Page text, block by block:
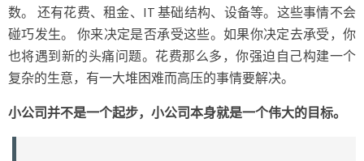
数。 还有花费、租金、IT 基础结构、设备等。这些事情不会
碰巧发生。 你来决定是否承受这些。如果你决定去承受，你
也将遇到新的头痛问题。花费那么多，你强迫自己构建一个
复杂的生意，有一大堆困难而高压的事情要解决。
小公司并不是一个起步，小公司本身就是一个伟大的目标。